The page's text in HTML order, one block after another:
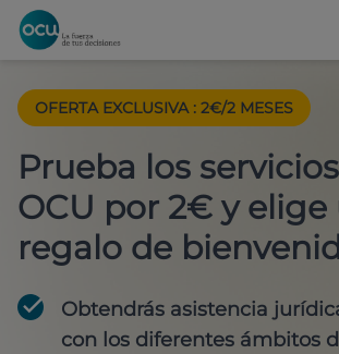
OFERTA EXCLUSIVA : 2€/2 MESES
Prueba los
OCU por 2€ y elige
regalo de
Obtendrás asistencia
con los diferentes ámbitos